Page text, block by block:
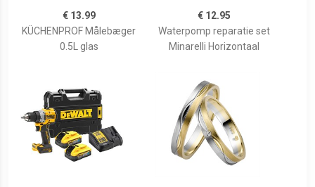
€ 13.99
KÜCHENPROF Målebæger
0.5L glas
€ 12.95
Waterpomp reparatie set
Minarelli Horizontaal